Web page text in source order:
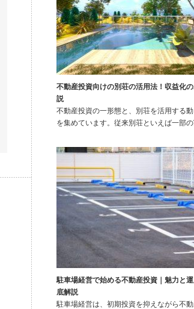
不動産投資向けの別荘の活用法！収益化
説
不動産投資の一形態と、別荘を活用する
を集めています。従来別荘といえば一部
駐車場経営で始める不動産投資｜魅力と
底解説
駐車場経営は、初期投資を抑えながら不